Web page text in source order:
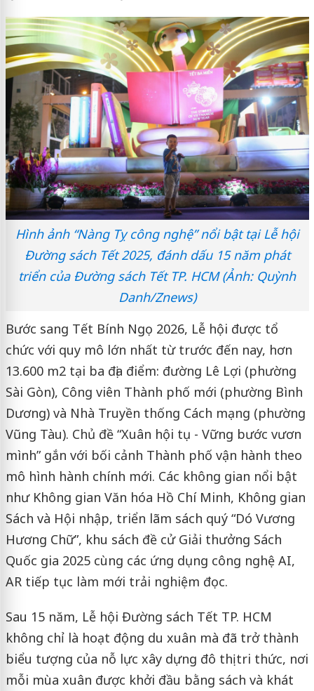
Hình ảnh “Nàng Tỵ công nghệ” nổi bật tại Lễ hội
Đường sách Tết 2025, đánh dấu 15 năm phát
triển của Đường sách Tết TP. HCM (Ảnh: Quỳnh
Danh/Znews)
Bước sang Tết Bính Ngọ 2026, Lễ hội được tổ
chức với quy mô lớn nhất từ trước đến nay, hơn
13.600 m2 tại ba địa điểm: đường Lê Lợi (phường
Sài Gòn), Công viên Thành phố mới (phường Bình
Dương) và Nhà Truyền thống Cách mạng (phường
Vũng Tàu). Chủ đề “Xuân hội tụ - Vững bước vươn
mình” gắn với bối cảnh Thành phố vận hành theo
mô hình hành chính mới. Các không gian nổi bật
như Không gian Văn hóa Hồ Chí Minh, Không gian
Sách và Hội nhập, triển lãm sách quý “Dó Vương
Hương Chữ”, khu sách đề cử Giải thưởng Sách
Quốc gia 2025 cùng các ứng dụng công nghệ AI,
AR tiếp tục làm mới trải nghiệm đọc.
Sau 15 năm, Lễ hội Đường sách Tết TP. HCM
không chỉ là hoạt động du xuân mà đã trở thành
biểu tượng của nỗ lực xây dựng đô thị tri thức, nơi
mỗi mùa xuân được khởi đầu bằng sách và khát